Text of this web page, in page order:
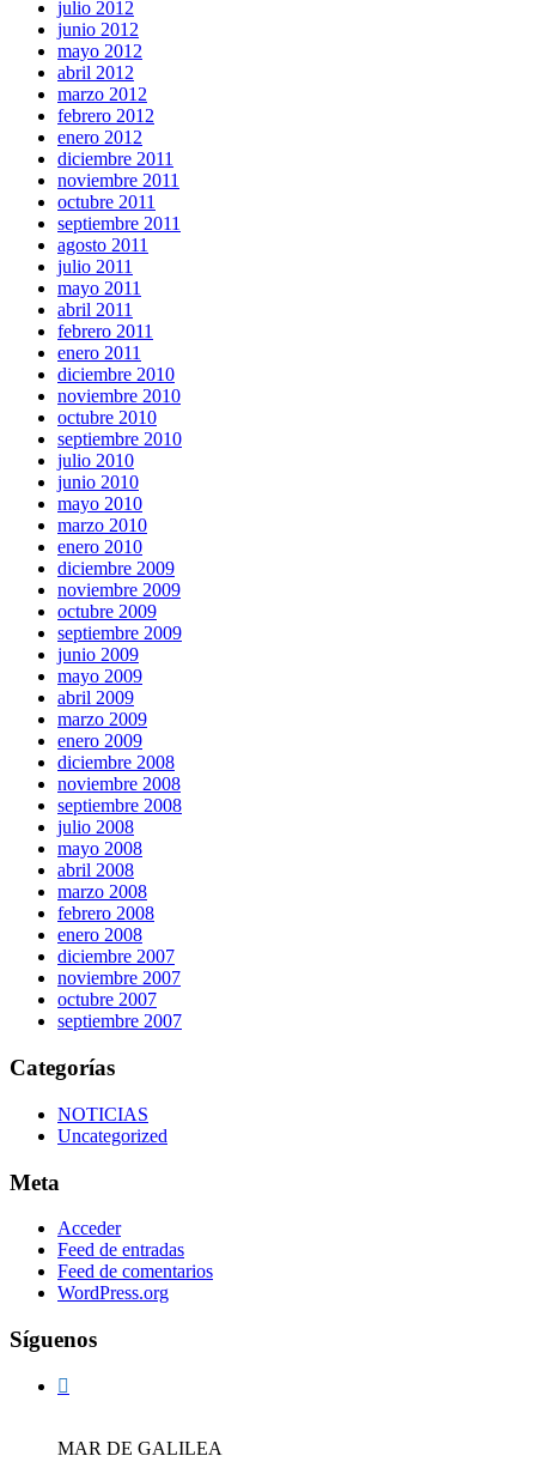
julio 2012
junio 2012
mayo 2012
abril 2012
marzo 2012
febrero 2012
enero 2012
diciembre 2011
noviembre 2011
octubre 2011
septiembre 2011
agosto 2011
julio 2011
mayo 2011
abril 2011
febrero 2011
enero 2011
diciembre 2010
noviembre 2010
octubre 2010
septiembre 2010
julio 2010
junio 2010
mayo 2010
marzo 2010
enero 2010
diciembre 2009
noviembre 2009
octubre 2009
septiembre 2009
junio 2009
mayo 2009
abril 2009
marzo 2009
enero 2009
diciembre 2008
noviembre 2008
septiembre 2008
julio 2008
mayo 2008
abril 2008
marzo 2008
febrero 2008
enero 2008
diciembre 2007
noviembre 2007
octubre 2007
septiembre 2007
Categorías
NOTICIAS
Uncategorized
Meta
Acceder
Feed de entradas
Feed de comentarios
WordPress.org
Síguenos
MAR DE GALILEA